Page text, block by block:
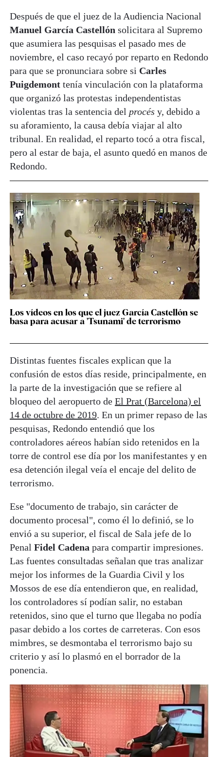
Después de que el juez de la Audiencia Nacional
Manuel García Castellón solicitara al Supremo
que asumiera las pesquisas el pasado mes de
noviembre, el caso recayó por reparto en Redondo
para que se pronunciara sobre si Carles
Puigdemont tenía vinculación con la plataforma
que organizó las protestas independentistas
violentas tras la sentencia del procés y, debido a
su aforamiento, la causa debía viajar al alto
tribunal. En realidad, el reparto tocó a otra fiscal,
pero al estar de baja, el asunto quedó en manos de
Redondo.
Los vídeos en los que el juez García Castellón se
basa para acusar a 'Tsunami' de terrorismo
Distintas fuentes fiscales explican que la
confusión de estos días reside, principalmente, en
la parte de la investigación que se refiere al
bloqueo del aeropuerto de El Prat (Barcelona) el
14 de octubre de 2019. En un primer repaso de las
pesquisas, Redondo entendió que los
controladores aéreos habían sido retenidos en la
torre de control ese día por los manifestantes y en
esa detención ilegal veía el encaje del delito de
terrorismo.
Ese "documento de trabajo, sin carácter de
documento procesal", como él lo definió, se lo
envió a su superior, el fiscal de Sala jefe de lo
Penal Fidel Cadena para compartir impresiones.
Las fuentes consultadas señalan que tras analizar
mejor los informes de la Guardia Civil y los
Mossos de ese día entendieron que, en realidad,
los controladores sí podían salir, no estaban
retenidos, sino que el turno que llegaba no podía
pasar debido a los cortes de carreteras. Con esos
mimbres, se desmontaba el terrorismo bajo su
criterio y así lo plasmó en el borrador de la
ponencia.